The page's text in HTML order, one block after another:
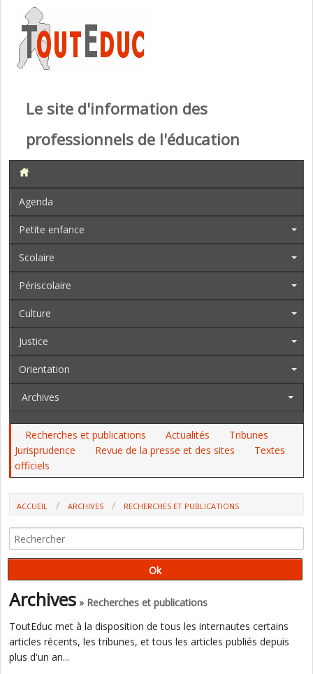
Le site d'information des
professionnels de l'éducation
Agenda
Petite enfance
Scolaire
Périscolaire
Culture
Justice
Orientation
Archives
Recherches et publications Actualités
Tribunes
Jurisprudence
Revue de la presse et des sites
Textes
officiels
ACCUEIL ARCHIVES
RECHERCHES ET PUBLICATIONS
THÉORIQUES OU À DES PRESCRIPTIONS INSTITUTIONNELLES (OUVRAGE)
Archives » Recherches et publications
ToutEduc met à la disposition de tous les internautes certains
articles récents, les tribunes, et tous les articles publiés depuis
plus d'un an...